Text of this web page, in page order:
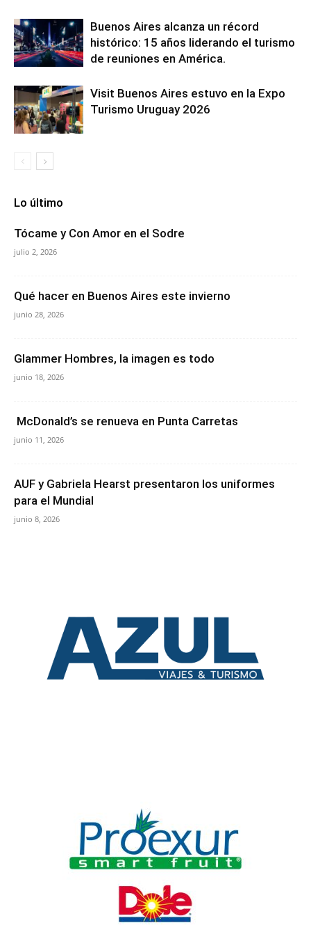
Buenos Aires alcanza un récord
histórico: 15 años liderando el turismo
de reuniones en América.
Visit Buenos Aires estuvo en la Expo
Turismo Uruguay 2026
Lo último
Tócame y Con Amor en el Sodre
julio 2, 2026
Qué hacer en Buenos Aires este invierno
junio 28, 2026
Glammer Hombres, la imagen es todo
junio 18, 2026
McDonald’s se renueva en Punta Carretas
junio 11, 2026
AUF y Gabriela Hearst presentaron los uniformes
para el Mundial
junio 8, 2026